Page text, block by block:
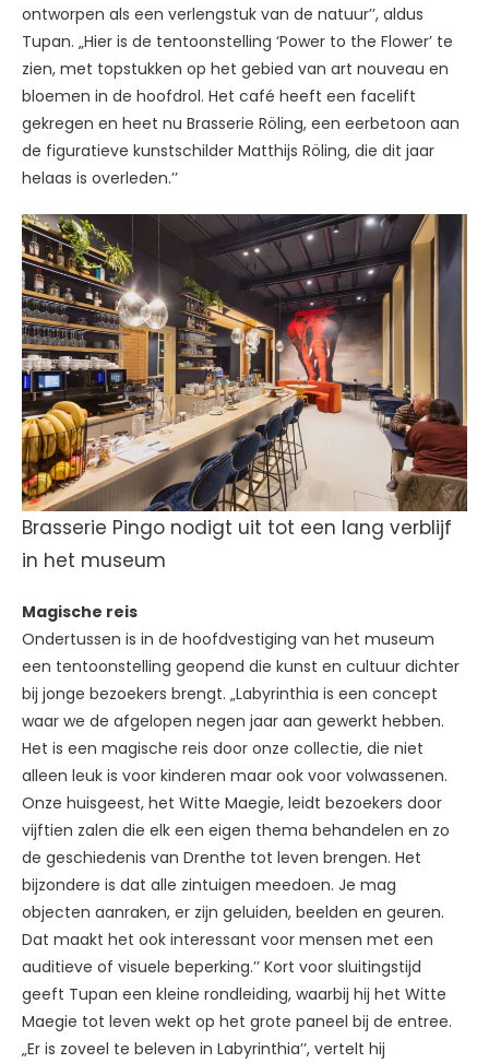
ontworpen als een verlengstuk van de natuur’’, aldus
Tupan. „Hier is de tentoonstelling ‘Power to the Flower’ te
zien, met topstukken op het gebied van art nouveau en
bloemen in de hoofdrol. Het café heeft een facelift
gekregen en heet nu Brasserie Röling, een eerbetoon aan
de figuratieve kunstschilder Matthijs Röling, die dit jaar
helaas is overleden.’’
Brasserie Pingo nodigt uit tot een lang verblijf
in het museum
Magische reis
Ondertussen is in de hoofdvestiging van het museum
een tentoonstelling geopend die kunst en cultuur dichter
bij jonge bezoekers brengt. „Labyrinthia is een concept
waar we de afgelopen negen jaar aan gewerkt hebben.
Het is een magische reis door onze collectie, die niet
alleen leuk is voor kinderen maar ook voor volwassenen.
Onze huisgeest, het Witte Maegie, leidt bezoekers door
vijftien zalen die elk een eigen thema behandelen en zo
de geschiedenis van Drenthe tot leven brengen. Het
bijzondere is dat alle zintuigen meedoen. Je mag
objecten aanraken, er zijn geluiden, beelden en geuren.
Dat maakt het ook interessant voor mensen met een
auditieve of visuele beperking.’’ Kort voor sluitingstijd
geeft Tupan een kleine rondleiding, waarbij hij het Witte
Maegie tot leven wekt op het grote paneel bij de entree.
„Er is zoveel te beleven in Labyrinthia’’, vertelt hij